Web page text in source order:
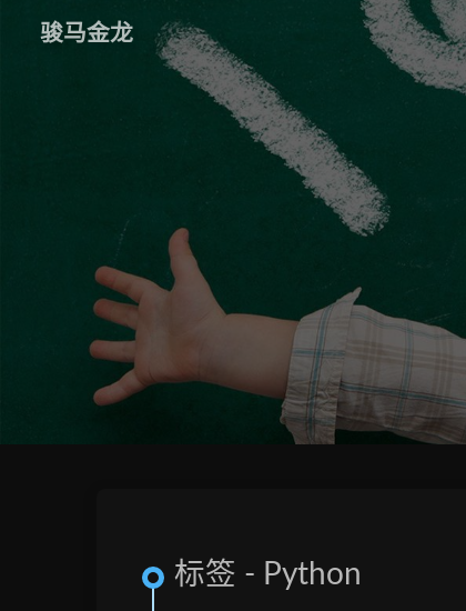
骏马金龙
标签 - Python